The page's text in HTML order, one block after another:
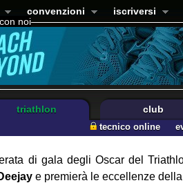
noi
convenzioni iscriversi
triathlon club
tecnico online
di gala degli Oscar del
e premierà le eccellenze